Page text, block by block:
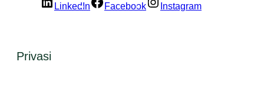
LinkedIn Facebook Instagram
Privasi